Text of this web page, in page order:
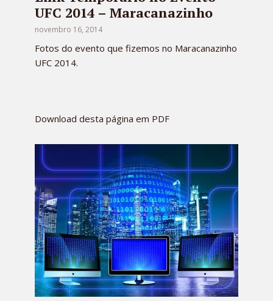
UFC 2014 – Maracanazinho
novembro 16, 2014
Fotos do evento que fizemos no Maracanazinho
UFC 2014.
Download desta página em PDF